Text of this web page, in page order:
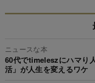
ニュースな本
60代でtimeleszにハマり
活」が人生を変えるワケ